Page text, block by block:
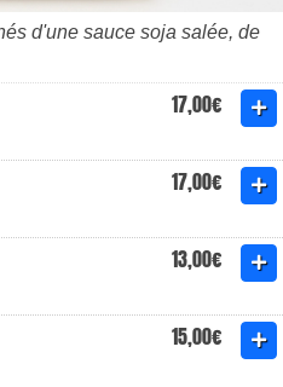
d'une sauce soja salée, de
17,00€
17,00€
13,00€
15,00€